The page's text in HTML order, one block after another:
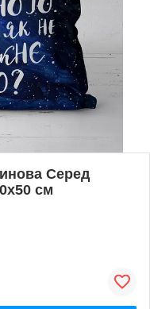
Серед
см